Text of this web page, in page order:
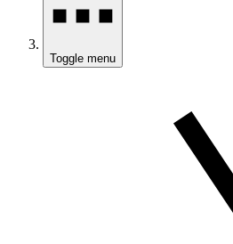
Toggle menu